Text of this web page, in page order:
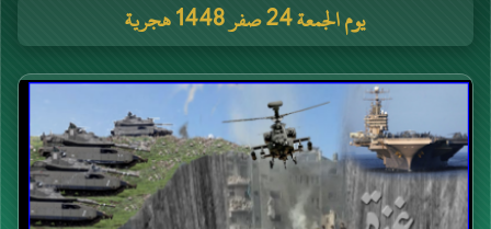
يوم الجمعة 24 صفر 1448 هجرية